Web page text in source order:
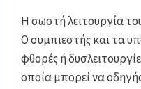
Η σωστή λειτουργία
Ο συμπιεστής και τα
φθορές ή
οποία μπορεί να